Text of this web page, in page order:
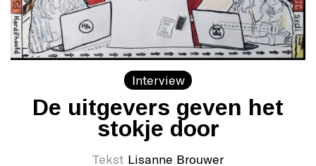
Interview
De uitgevers geven het
stokje door
Tekst Lisanne Brouwer